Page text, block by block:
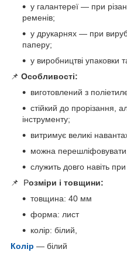
у галантереї — при
ременів;
у друкарнях — при
паперу;
у виробництві упаковки
📌 Особливості:
виготовлений з
стійкий до прорізання,
інструменту;
витримує великі
можна
служить довго навіть при
📌 Розміри і товщини:
товщина: 40 мм
форма: лист
колір: білий,
Колір — білий